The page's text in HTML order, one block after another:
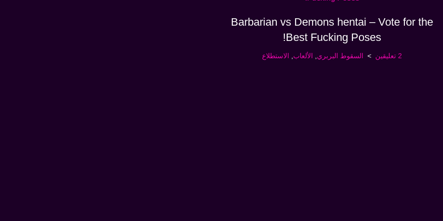
Barbarian vs Demons hentai – Vote for the
Best Fucking Poses!
2 تعليقين السقوط البربري الألعاب الاستطلاع